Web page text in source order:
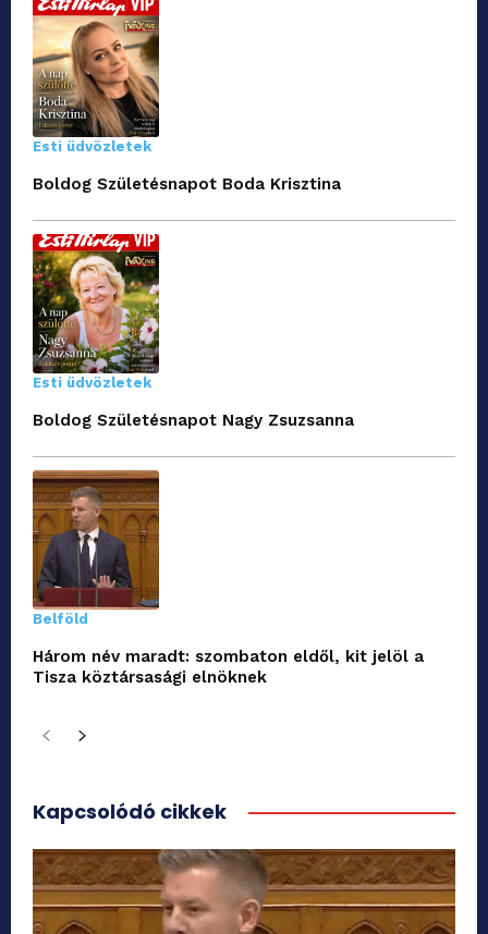
Esti üdvözletek
Boldog Születésnapot Boda Krisztina
Esti üdvözletek
Boldog Születésnapot Nagy Zsuzsanna
Belföld
Három név maradt: szombaton eldől, kit jelöl a
Tisza köztársasági elnöknek
Kapcsolódó cikkek